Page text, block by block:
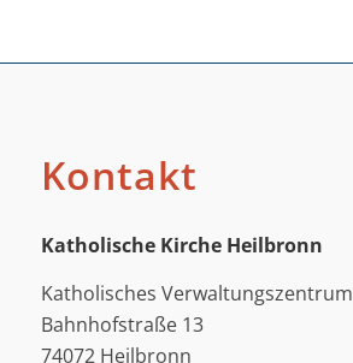
Kontakt
Katholische Kirche Heilbronn
Katholisches Verwaltungszentrum
Bahnhofstraße 13
74072 Heilbronn